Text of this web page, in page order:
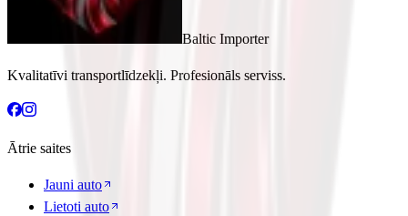
Baltic Importer
Kvalitatīvi transportlīdzekļi. Profesionāls serviss.
Ātrie saites
Jauni auto
Lietoti auto